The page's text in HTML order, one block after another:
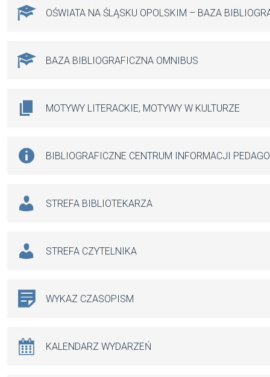
OŚWIATA NA ŚLĄSKU OPOLSKIM – BAZA
BAZA BIBLIOGRAFICZNA OMNIBUS
MOTYWY LITERACKIE, MOTYWY W KULTURZE
BIBLIOGRAFICZNE CENTRUM INFORMACJI
STREFA BIBLIOTEKARZA
STREFA CZYTELNIKA
WYKAZ CZASOPISM
KALENDARZ WYDARZEŃ